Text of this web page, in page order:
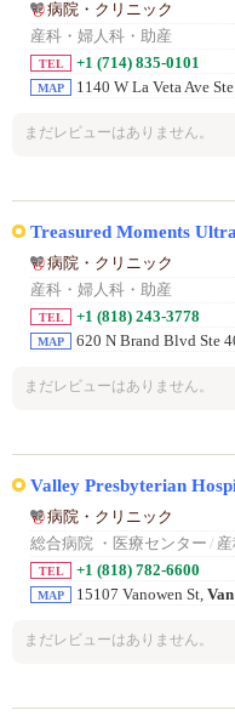
病院・クリニック
産科・婦人科・助産
TEL +1 (714) 835-0101
MAP 1140 W La Veta Ave
まだレビューはありません。
Treasured Moments
病院・クリニック
産科・婦人科・助産
TEL +1 (818) 243-3778
MAP 620 N Brand Blvd Ste
まだレビューはありません。
Valley Presbyterian
病院・クリニック
総合病院 ・医療センター /
TEL +1 (818) 782-6600
MAP 15107 Vanowen St,
まだレビューはありません。